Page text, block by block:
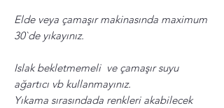
Elde veya çamaşır makinasında maximum
30`de yıkayınız.
Islak bekletmemeli ve çamaşır suyu
ağartıcı vb kullanmayınız.
Yıkama sırasındada renkleri akabilecek